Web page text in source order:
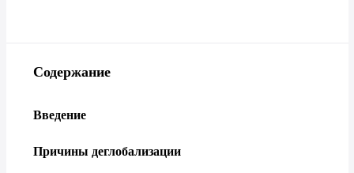
Содержание
Введение
Причины деглобализации